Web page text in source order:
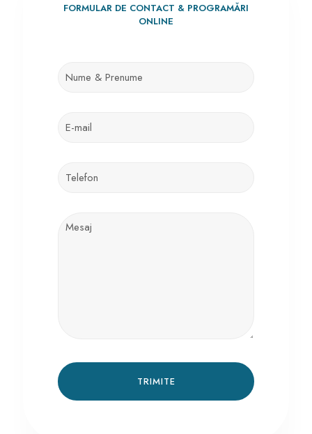
FORMULAR DE CONTACT & PROGRAMĂRI
ONLINE